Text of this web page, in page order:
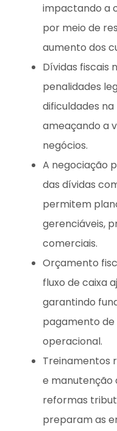
impactando a
por meio de
aumento dos
Dívidas fiscais
penalidades
dificuldades
ameaçando a
negócios.
A negociação
das dívidas
permitem
gerenciáveis,
comerciais.
Orçamento
fluxo de caixa
garantindo
pagamento de
operacional.
Treinamentos
e manutenção
reformas
preparam as